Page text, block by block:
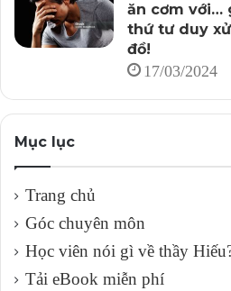
ăn cơm với…
thứ tư duy
đồ!
17/03/2024
Mục lục
Trang chủ
Góc chuyên môn
Học viên nói gì về thầy
Tải eBook miễn phí